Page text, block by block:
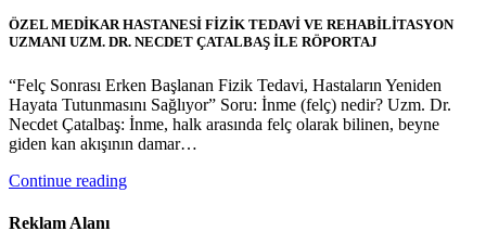
ÖZEL MEDİKAR HASTANESİ FİZİK TEDAVİ VE REHABİLİTASYON
UZMANI UZM. DR. NECDET ÇATALBAŞ İLE RÖPORTAJ
“Felç Sonrası Erken Başlanan Fizik Tedavi, Hastaların Yeniden
Hayata Tutunmasını Sağlıyor” Soru: İnme (felç) nedir? Uzm. Dr.
Necdet Çatalbaş: İnme, halk arasında felç olarak bilinen, beyne
giden kan akışının damar…
Continue reading
Reklam Alanı